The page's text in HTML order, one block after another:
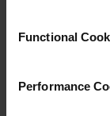
Functional
Performance